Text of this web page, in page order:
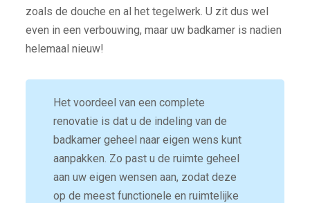
zoals de douche en al het tegelwerk. U zit dus wel
even in een verbouwing, maar uw badkamer is nadien
helemaal nieuw!
Het voordeel van een complete
renovatie is dat u de indeling van de
badkamer geheel naar eigen wens kunt
aanpakken. Zo past u de ruimte geheel
aan uw eigen wensen aan, zodat deze
op de meest functionele en ruimtelijke